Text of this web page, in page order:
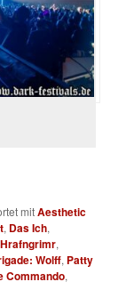
mitAesthetic
, Das Ich,
Hrafngrimr,
Wolff, Patty
Commando,